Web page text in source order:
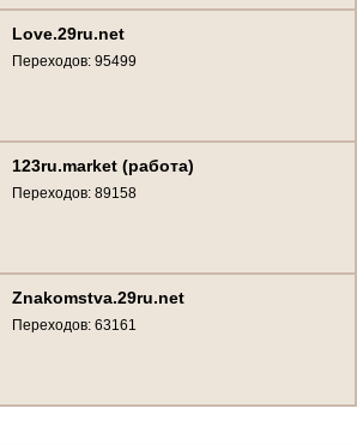
Love.29ru.net
Переходов: 95499
123ru.market (работа)
Переходов: 89158
Znakomstva.29ru.net
Переходов: 63161